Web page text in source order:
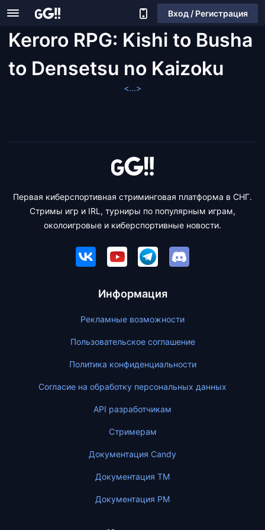
Вход / Регистрация
Keroro RPG: Kishi to Busha
to Densetsu no Kaizoku
<...>
Первая киберспортивная стриминговая платформа в СНГ.
Стримы игр и IRL, турниры по популярным играм,
околоигровые и киберспортивные новости.
Информация
Рекламные возможности
Пользовательское соглашение
Политика конфиденциальности
Согласие на обработку персональных данных
API разработчикам
Стримерам
Документация Candy
Документация ТМ
Документация PM